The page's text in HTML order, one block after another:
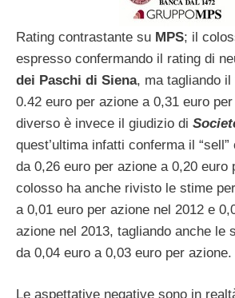
Rating contrastante su MPS; il
espresso confermando il rating di
dei Paschi di Siena, ma tagliando
0.42 euro per azione a 0,31 euro
diverso è invece il giudizio di
quest’ultima infatti conferma il
da 0,26 euro per azione a 0,20 euro
colosso ha anche rivisto le stime
a 0,01 euro per azione nel 2012 e
azione nel 2013, tagliando anche le
da 0,04 euro a 0,03 euro per azione.
Le aspettative negative sono in